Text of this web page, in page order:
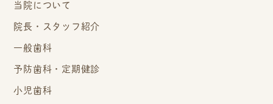
当院について
院長・スタッフ紹介
一般歯科
予防歯科・定期健診
小児歯科